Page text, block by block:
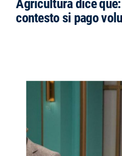
Agricultura dice
contesto si pago